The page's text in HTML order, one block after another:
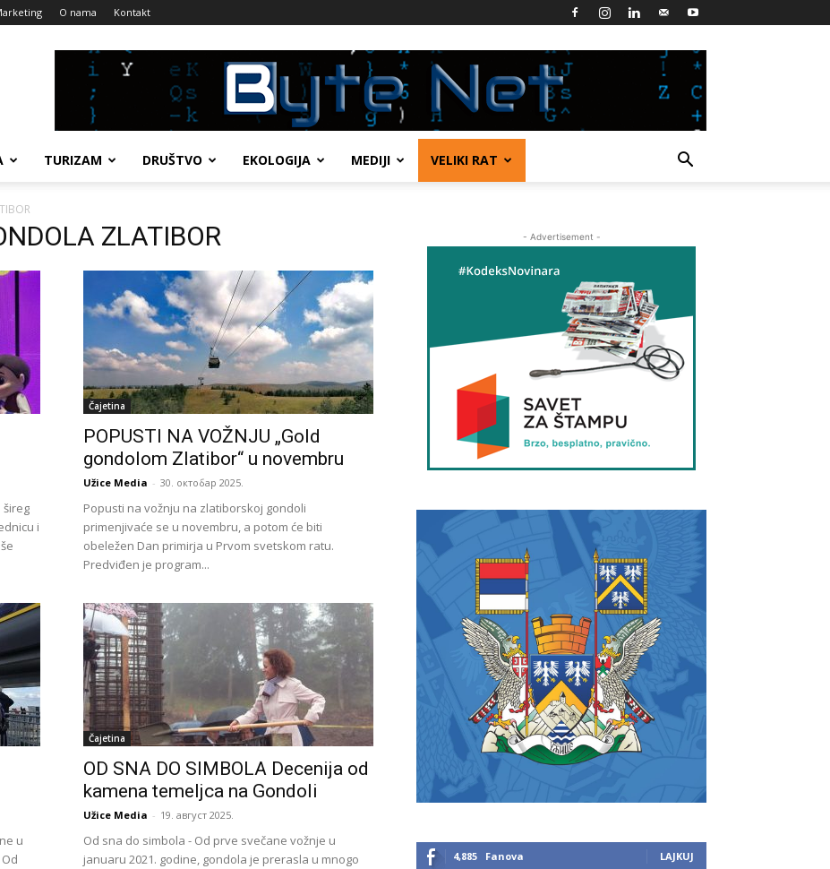
O nama Kontakt
TURIZAM DRUŠTVO EKOLOGIJA MEDIJI VELIKI RAT
ZLATIBOR
šireg
i
Čajetina
POPUSTI NA VOŽNJU „Gold
gondolom Zlatibor“ u novembru
Užice Media - 30. октобар 2025.
Popusti na vožnju na zlatiborskoj gondoli
primenjivaće se u novembru, a potom će biti
obeležen Dan primirja u Prvom svetskom ratu.
Predviđen je program...
u
Čajetina
OD SNA DO SIMBOLA Decenija od
kamena temeljca na Gondoli
Užice Media - 19. август 2025.
Od sna do simbola - Od prve svečane vožnje u
januaru 2021. godine, gondola je prerasla u mnogo
- Advertisement -
4,885 Fanova LAJKUJ